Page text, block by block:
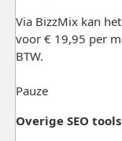
Via BizzMix kan
voor € 19,95 per
BTW.
Pauze
Overige SEO tools